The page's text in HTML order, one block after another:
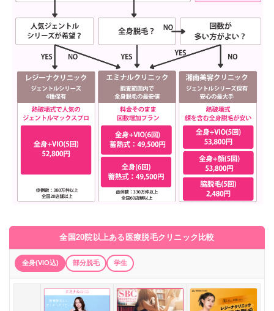
全国20院以上ある医療脱毛クリニック比較
全身(VIO込) 部分脱毛 学生